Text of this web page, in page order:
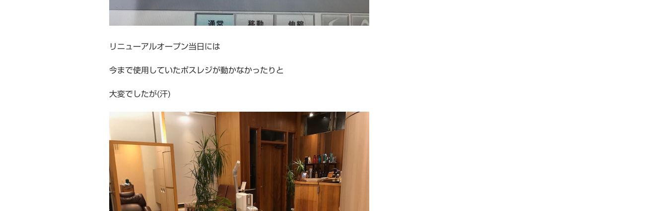
リニューアルオープン当日には
今まで使用していたポスレジが動かなかったりと
大変でしたが(汗)